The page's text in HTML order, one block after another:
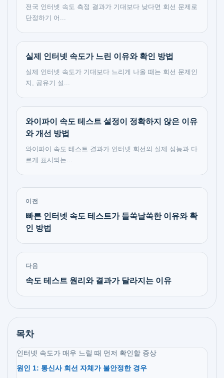
전국 인터넷 속도 측정 결과가 기대보다 낮다면 회선 문제로
단정하기 어...
실제 인터넷 속도가 느린 이유와 확인 방법
실제 인터넷 속도가 기대보다 느리게 나올 때는 회선 문제인
지, 공유기 설...
와이파이 속도 테스트 설정이 정확하지 않은 이유
와 개선 방법
와이파이 속도 테스트 결과가 인터넷 회선의 실제 성능과 다
르게 표시되는...
이전
빠른 인터넷 속도 테스트가 들쑥날쑥한 이유와 확
인 방법
다음
속도 테스트 원리와 결과가 달라지는 이유
목차
인터넷 속도가 매우 느릴 때 먼저 확인할 증상
원인 1: 통신사 회선 자체가 불안정한 경우